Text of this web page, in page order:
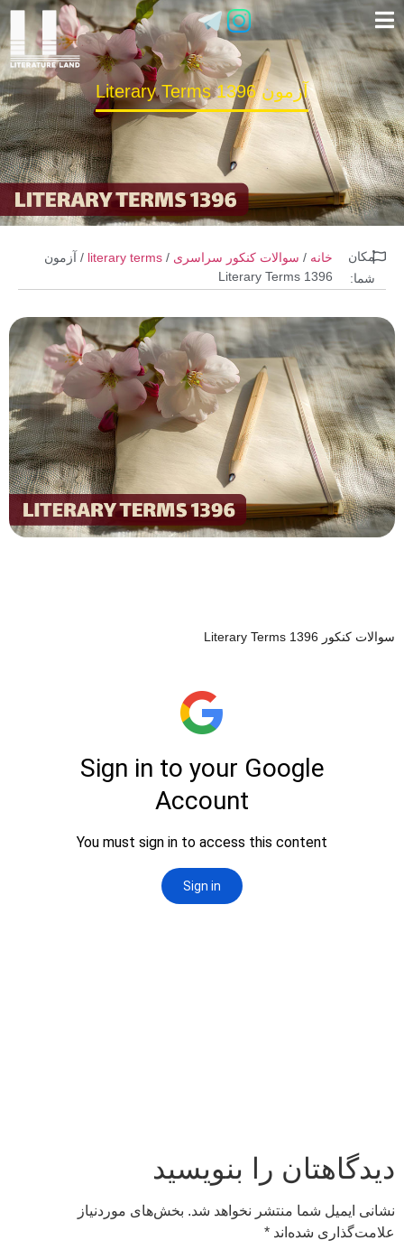
آزمون Literary Terms 1396
مکان
شما:
خانه / سوالات کنکور سراسری /
literary terms / آزمون
Literary Terms 1396
سوالات کنکور Literary Terms 1396
دیدگاهتان را بنویسید
نشانی ایمیل شما منتشر نخواهد شد. بخش‌های موردنیاز
علامت‌گذاری شده‌اند *